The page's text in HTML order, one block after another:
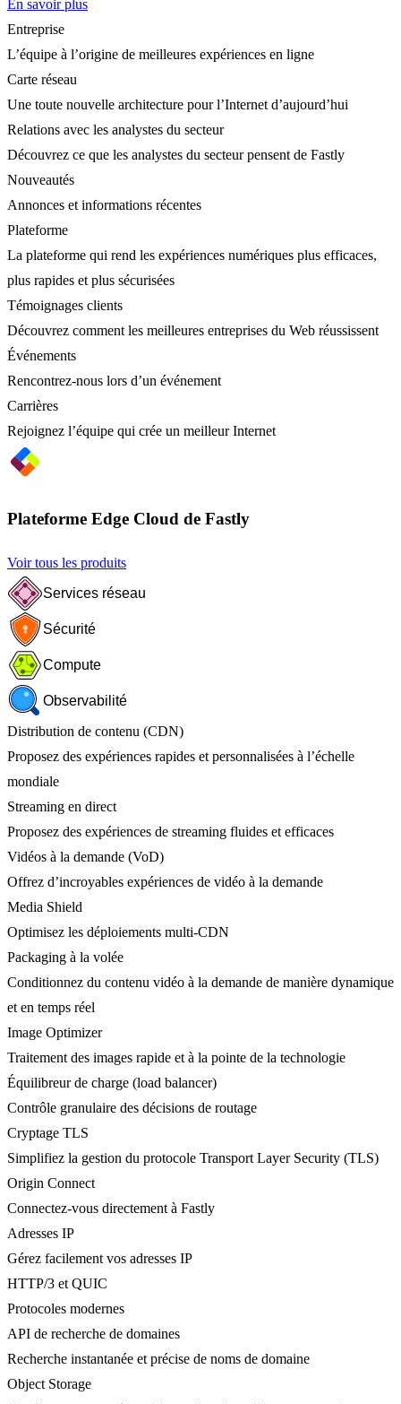
En savoir plus
Entreprise
L’équipe à l’origine de meilleures expériences en ligne
Carte réseau
Une toute nouvelle architecture pour l’Internet d’aujourd’hui
Relations avec les analystes du secteur
Découvrez ce que les analystes du secteur pensent de Fastly
Nouveautés
Annonces et informations récentes
Plateforme
La plateforme qui rend les expériences numériques plus efficaces,
plus rapides et plus sécurisées
Témoignages clients
Découvrez comment les meilleures entreprises du Web réussissent
Événements
Rencontrez-nous lors d’un événement
Carrières
Rejoignez l’équipe qui crée un meilleur Internet
Plateforme Edge Cloud de Fastly
Voir tous les produits
Services réseau
Sécurité
Compute
Observabilité
Distribution de contenu (CDN)
Proposez des expériences rapides et personnalisées à l’échelle
mondiale
Streaming en direct
Proposez des expériences de streaming fluides et efficaces
Vidéos à la demande (VoD)
Offrez d’incroyables expériences de vidéo à la demande
Media Shield
Optimisez les déploiements multi-CDN
Packaging à la volée
Conditionnez du contenu vidéo à la demande de manière dynamique
et en temps réel
Image Optimizer
Traitement des images rapide et à la pointe de la technologie
Équilibreur de charge (load balancer)
Contrôle granulaire des décisions de routage
Cryptage TLS
Simplifiez la gestion du protocole Transport Layer Security (TLS)
Origin Connect
Connectez-vous directement à Fastly
Adresses IP
Gérez facilement vos adresses IP
HTTP/3 et QUIC
Protocoles modernes
API de recherche de domaines
Recherche instantanée et précise de noms de domaine
Object Storage